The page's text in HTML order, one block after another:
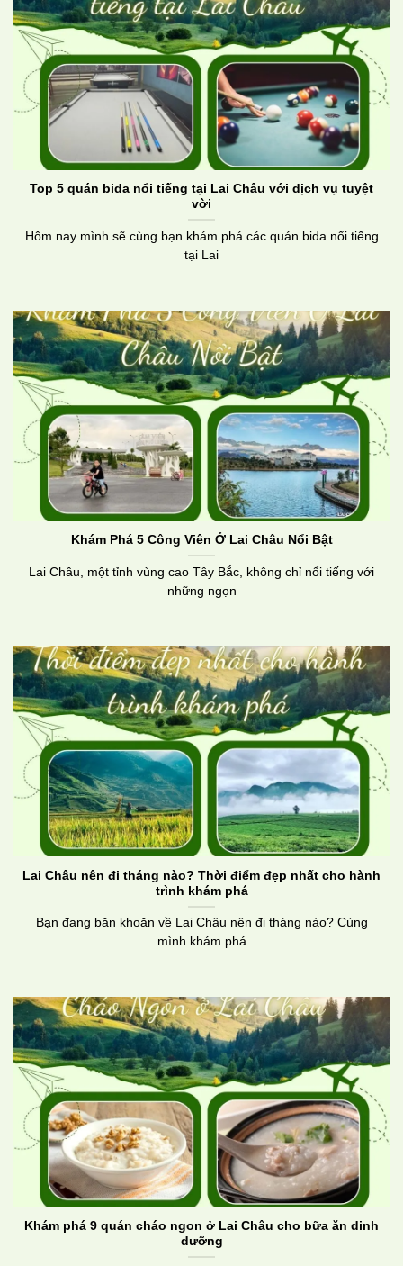
Top 5 quán bida nổi tiếng tại Lai Châu với dịch vụ tuyệt
vời
Hôm nay mình sẽ cùng bạn khám phá các quán bida nổi tiếng
tại Lai
Khám Phá 5 Công Viên Ở Lai Châu Nổi Bật
Lai Châu, một tỉnh vùng cao Tây Bắc, không chỉ nổi tiếng với
những ngọn
Lai Châu nên đi tháng nào? Thời điểm đẹp nhất cho hành
trình khám phá
Bạn đang băn khoăn về Lai Châu nên đi tháng nào? Cùng
mình khám phá
Khám phá 9 quán cháo ngon ở Lai Châu cho bữa ăn dinh
dưỡng